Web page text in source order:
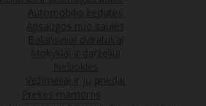
Automobilio kėdutės
Apsaugos nuo saulės
Balansiniai dviratukai
Mokyklai ir darželiui
Nešioklės
Vežimėliai ir jų priedai
Prekės mamoms